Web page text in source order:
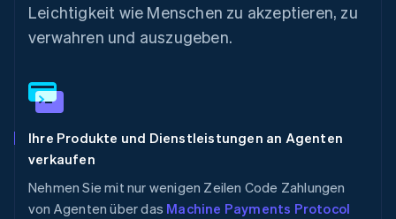
Leichtigkeit wie Menschen zu akzeptieren, zu
verwahren und auszugeben.
Ihre Produkte und Dienstleistungen an Agenten
verkaufen
Nehmen Sie mit nur wenigen Zeilen Code Zahlungen
von Agenten über das Machine Payments Protocol